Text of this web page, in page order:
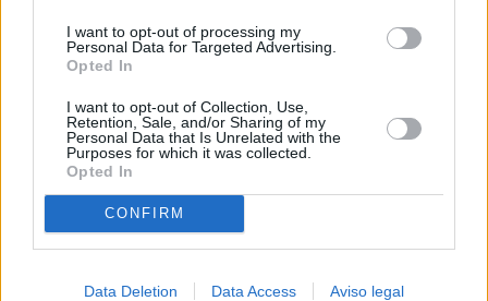
I want to opt-out of processing my
Personal Data for Targeted Advertising.
Opted In
I want to opt-out of Collection, Use,
Retention, Sale, and/or Sharing of my
Personal Data that Is Unrelated with the
Purposes for which it was collected.
Opted In
CONFIRM
Data Deletion Data Access Aviso legal